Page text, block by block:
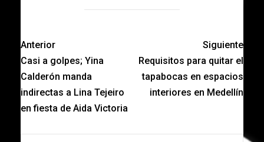
Anterior
Casi a golpes; Yina
Calderón manda
indirectas a Lina Tejeiro
en fiesta de Aida Victoria
Siguiente
Requisitos para quitar el
tapabocas en espacios
interiores en Medellín